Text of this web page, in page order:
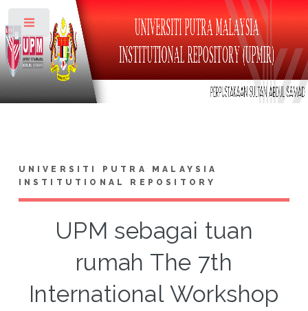
UNIVERSITI PUTRA MALAYSIA
INSTITUTIONAL REPOSITORY
UPM sebagai tuan
rumah The 7th
International Workshop
Toggle